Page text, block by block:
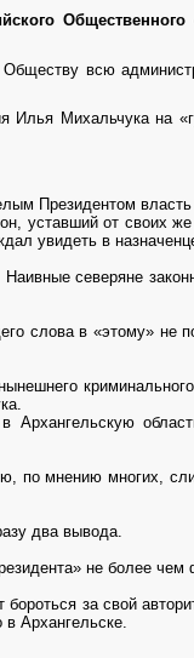
Общественного
всю
Михальчука на
Президентом
уставший от своих
увидеть в
северяне
слова в «этому» не
по мнению многих,
два вывода.
не более чем
за свой
Архангельске.